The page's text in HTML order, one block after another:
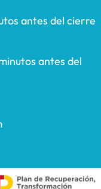
antes del cierre
antes del